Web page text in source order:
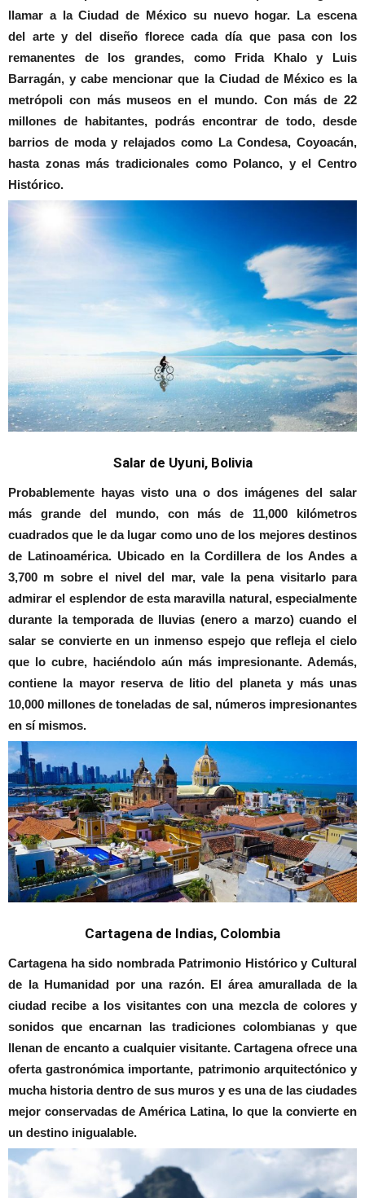
llamar a la Ciudad de México su nuevo hogar. La escena
del arte y del diseño florece cada día que pasa con los
remanentes de los grandes, como Frida Khalo y Luis
Barragán, y cabe mencionar que la Ciudad de México es la
metrópoli con más museos en el mundo. Con más de 22
millones de habitantes, podrás encontrar de todo, desde
barrios de moda y relajados como La Condesa, Coyoacán,
hasta zonas más tradicionales como Polanco, y el Centro
Histórico.
Salar de Uyuni, Bolivia
Probablemente hayas visto una o dos imágenes del salar
más grande del mundo, con más de 11,000 kilómetros
cuadrados que le da lugar como uno de los mejores destinos
de Latinoamérica. Ubicado en la Cordillera de los Andes a
3,700 m sobre el nivel del mar, vale la pena visitarlo para
admirar el esplendor de esta maravilla natural, especialmente
durante la temporada de lluvias (enero a marzo) cuando el
salar se convierte en un inmenso espejo que refleja el cielo
que lo cubre, haciéndolo aún más impresionante. Además,
contiene la mayor reserva de litio del planeta y más unas
10,000 millones de toneladas de sal, números impresionantes
en sí mismos.
Cartagena de Indias, Colombia
Cartagena ha sido nombrada Patrimonio Histórico y Cultural
de la Humanidad por una razón. El área amurallada de la
ciudad recibe a los visitantes con una mezcla de colores y
sonidos que encarnan las tradiciones colombianas y que
llenan de encanto a cualquier visitante. Cartagena ofrece una
oferta gastronómica importante, patrimonio arquitectónico y
mucha historia dentro de sus muros y es una de las ciudades
mejor conservadas de América Latina, lo que la convierte en
un destino inigualable.